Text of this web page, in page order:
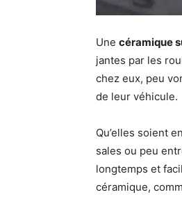
Une céramique
jantes par les
chez eux, peu
de leur véhicule.
Qu’elles soient
sales ou peu
longtemps et
céramique,